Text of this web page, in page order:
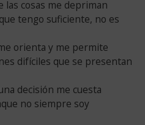
las cosas me depriman
tengo suficiente, no es
orienta y me permite
difíciles que se presentan
decisión me cuesta
no siempre soy